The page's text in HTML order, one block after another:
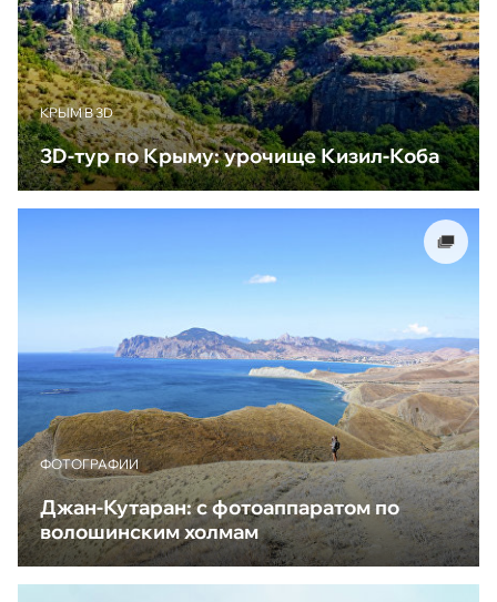
КРЫМ В 3D
3D-тур по Крыму: урочище Кизил-Коба
ФОТОГРАФИИ
Джан-Кутаран: с фотоаппаратом по
волошинским холмам